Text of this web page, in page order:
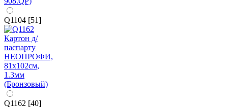
Q1104 [51]
Q1162 [40]